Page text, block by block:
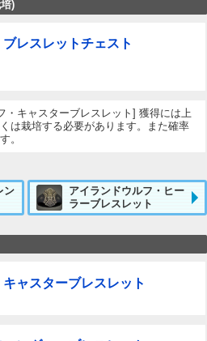
)
レスレットチェスト
・キャスターブレスレット] 獲得には上
は栽培する必要があります。また確率
。
ン
アイランドウルフ・ヒー
ラーブレスレット
ャスターブレスレット